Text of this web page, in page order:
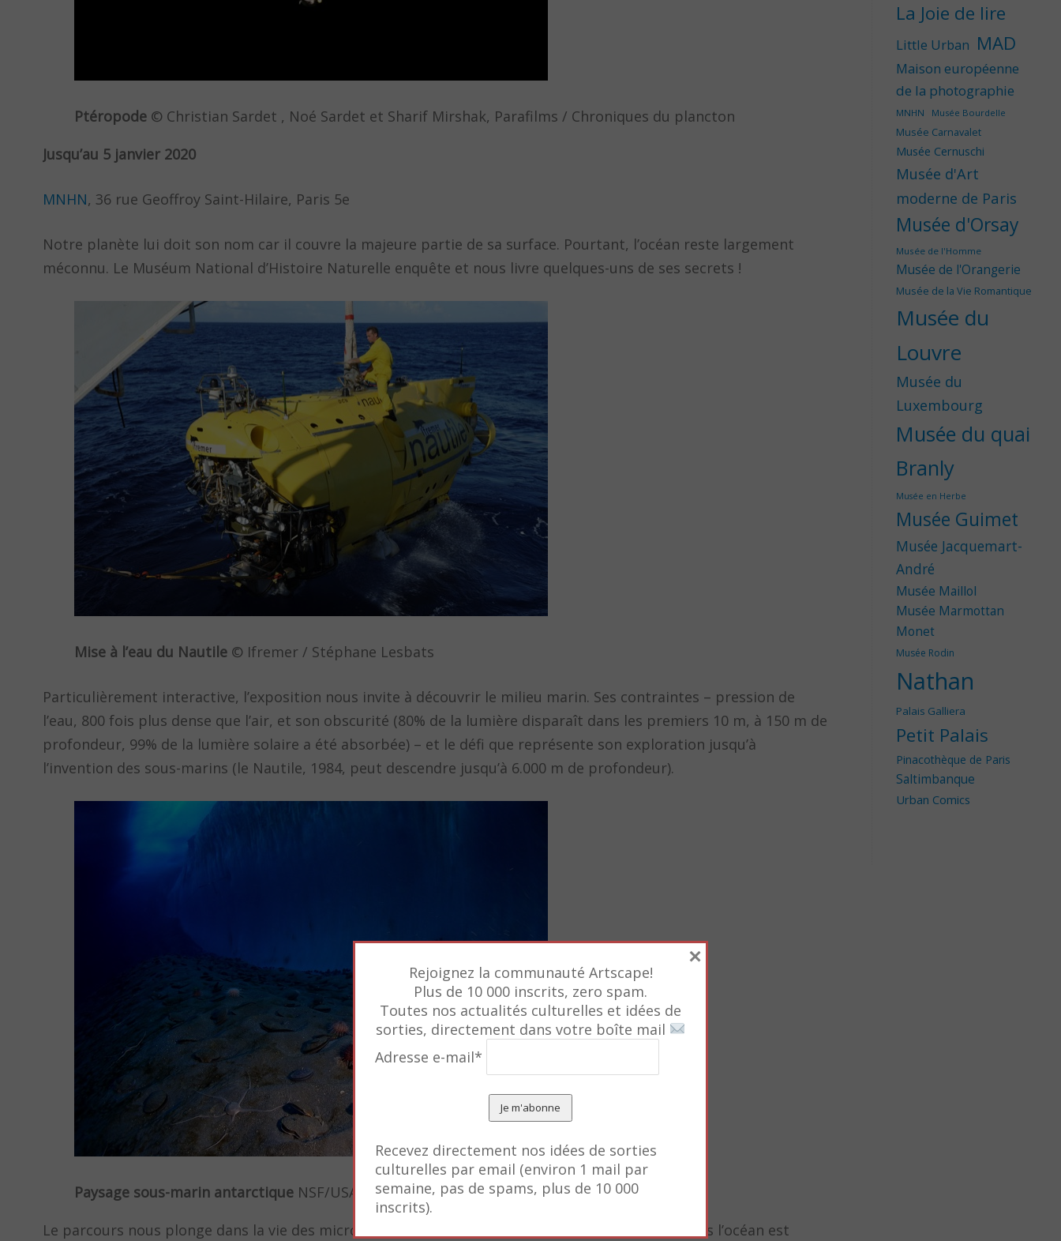
Ptéropode © Christian Sardet , Noé Sardet et Sharif Mirshak, Parafilms / Chroniques du plancton
Jusqu’au 5 janvier 2020
MNHN, 36 rue Geoffroy Saint-Hilaire, Paris 5e
Notre planète lui doit son nom car il couvre la majeure partie de sa surface. Pourtant, l’océan reste largement
méconnu. Le Muséum National d’Histoire Naturelle enquête et nous livre quelques-uns de ses secrets !
Mise à l’eau du Nautile © Ifremer / Stéphane Lesbats
Particulièrement interactive, l’exposition nous invite à découvrir le milieu marin. Ses contraintes – pression de
l’eau, 800 fois plus dense que l’air, et son obscurité (80% de la lumière disparaît dans les premiers 10 m, à 150 m de
profondeur, 99% de la lumière solaire a été absorbée) – et le défi que représente son exploration jusqu’à
l’invention des sous-marins (le Nautile, 1984, peut descendre jusqu’à 6.000 m de profondeur).
Paysage sous-marin antarctique NSF/USAP photo by Steve Clabuesch
Le parcours nous plonge dans la vie des micro-organismes – 95% du poids du matériel vivant dans l’océan est
La Joie de lire
Little Urban MAD
Maison européenne
de la photographie
MNHN Musée Bourdelle
Musée Carnavalet
Musée Cernuschi
Musée d'Art
moderne de Paris
Musée d'Orsay
Musée de l'Homme
Musée de l'Orangerie
Musée de la Vie Romantique
Musée du
Louvre
Musée du
Luxembourg
Musée du quai
Branly
Musée en Herbe
Musée Guimet
Musée Jacquemart-
André
Musée Maillol
Musée Marmottan
Monet
Musée Rodin
Nathan
Palais Galliera
Petit Palais
Pinacothèque de Paris
Saltimbanque
Urban Comics
Rejoignez la communauté Artscape!
Plus de 10 000 inscrits, zero spam.
Toutes nos actualités culturelles et idées de
sorties, directement dans votre boîte mail
Adresse e-mail*
Recevez directement nos idées de sorties
culturelles par email (environ 1 mail par
semaine, pas de spams, plus de 10 000
inscrits).
×